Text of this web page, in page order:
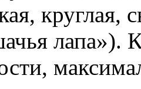
круглая,
лапа»).